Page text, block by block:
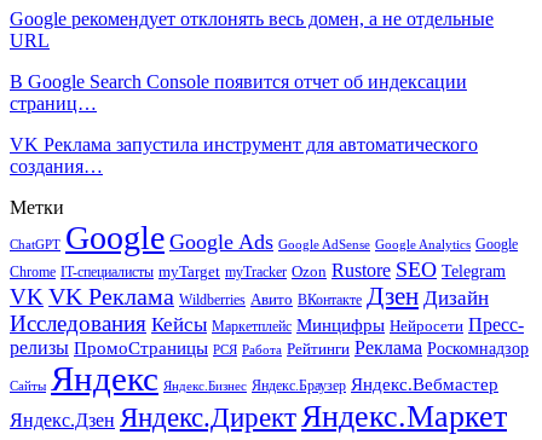
Google рекомендует отклонять весь домен, а не отдельные
URL
В Google Search Console появится отчет об индексации
страниц…
VK Реклама запустила инструмент для автоматического
создания…
Метки
ChatGPT Google Google Ads Google AdSense Google Analytics Google
Chrome IT-специалисты myTarget myTracker Ozon Rustore SEO Telegram
VK VK Реклама Wildberries Авито ВКонтакте Дзен Дизайн
Исследования Кейсы Маркетплейс Минцифры Нейросети Пресс-
релизы ПромоСтраницы РСЯ Работа Рейтинги Реклама Роскомнадзор
Сайты Яндекс Яндекс.Бизнес Яндекс.Браузер Яндекс.Вебмастер
Яндекс.Дзен Яндекс.ДиректЯндекс.Маркет